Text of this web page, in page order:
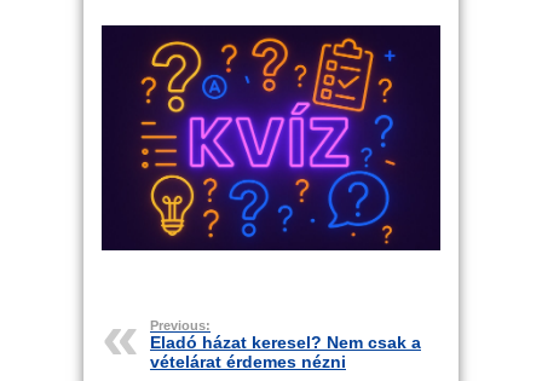
Previous:
Eladó házat keresel? Nem csak a
vételárat érdemes nézni